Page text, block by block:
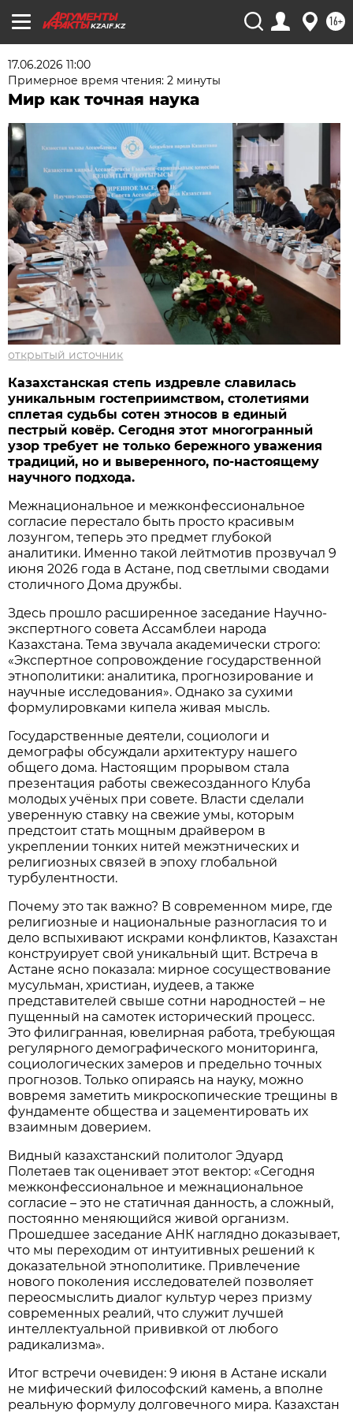
KZAIF.KZ 16+
17.06.2026 11:00
Примерное время чтения: 2 минуты
Мир как точная наука
открытый источник
Казахстанская степь издревле славилась
уникальным гостеприимством, столетиями
сплетая судьбы сотен этносов в единый
пестрый ковёр. Сегодня этот многогранный
узор требует не только бережного уважения
традиций, но и выверенного, по-настоящему
научного подхода.
Межнациональное и межконфессиональное
согласие перестало быть просто красивым
лозунгом, теперь это предмет глубокой
аналитики. Именно такой лейтмотив прозвучал 9
июня 2026 года в Астане, под светлыми сводами
столичного Дома дружбы.
Здесь прошло расширенное заседание Научно-
экспертного совета Ассамблеи народа
Казахстана. Тема звучала академически строго:
«Экспертное сопровождение государственной
этнополитики: аналитика, прогнозирование и
научные исследования». Однако за сухими
формулировками кипела живая мысль.
Государственные деятели, социологи и
демографы обсуждали архитектуру нашего
общего дома. Настоящим прорывом стала
презентация работы свежесозданного Клуба
молодых учёных при совете. Власти сделали
уверенную ставку на свежие умы, которым
предстоит стать мощным драйвером в
укреплении тонких нитей межэтнических и
религиозных связей в эпоху глобальной
турбулентности.
Почему это так важно? В современном мире, где
религиозные и национальные разногласия то и
дело вспыхивают искрами конфликтов, Казахстан
конструирует свой уникальный щит. Встреча в
Астане ясно показала: мирное сосуществование
мусульман, христиан, иудеев, а также
представителей свыше сотни народностей – не
пущенный на самотек исторический процесс.
Это филигранная, ювелирная работа, требующая
регулярного демографического мониторинга,
социологических замеров и предельно точных
прогнозов. Только опираясь на науку, можно
вовремя заметить микроскопические трещины в
фундаменте общества и зацементировать их
взаимным доверием.
Видный казахстанский политолог Эдуард
Полетаев так оценивает этот вектор: «Сегодня
межконфессиональное и межнациональное
согласие – это не статичная данность, а сложный,
постоянно меняющийся живой организм.
Прошедшее заседание АНК наглядно доказывает,
что мы переходим от интуитивных решений к
доказательной этнополитике. Привлечение
нового поколения исследователей позволяет
переосмыслить диалог культур через призму
современных реалий, что служит лучшей
интеллектуальной прививкой от любого
радикализма».
Итог встречи очевиден: 9 июня в Астане искали
не мифический философский камень, а вполне
реальную формулу долговечного мира. Казахстан